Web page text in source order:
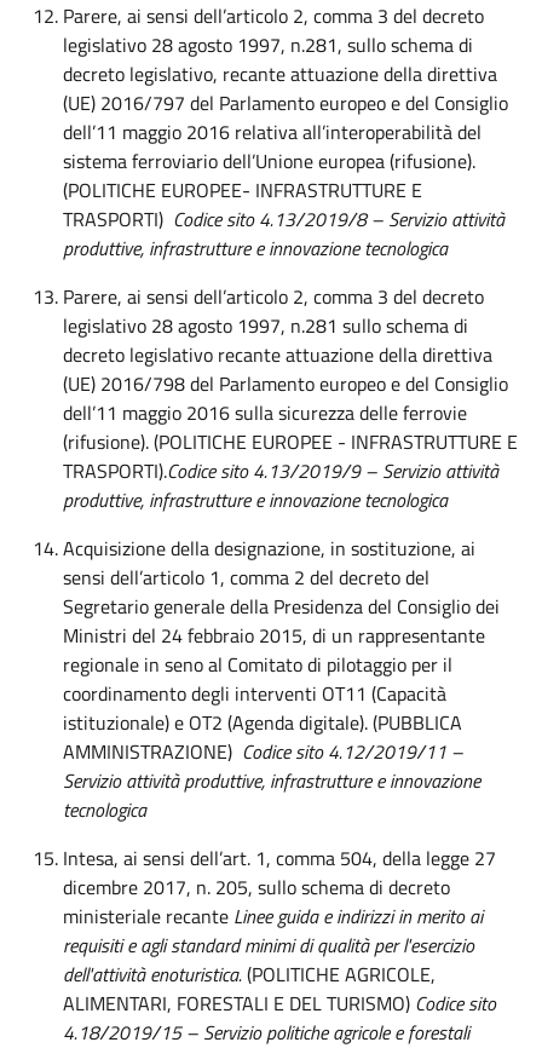
Parere, ai sensi dell’articolo 2, comma 3 del decreto
legislativo 28 agosto 1997, n.281, sullo schema di
decreto legislativo, recante attuazione della direttiva
(UE) 2016/797 del Parlamento europeo e del Consiglio
dell’11 maggio 2016 relativa all’interoperabilità del
sistema ferroviario dell’Unione europea (rifusione).
(POLITICHE EUROPEE- INFRASTRUTTURE E
TRASPORTI) Codice sito 4.13/2019/8 – Servizio attività
produttive, infrastrutture e innovazione tecnologica
Parere, ai sensi dell’articolo 2, comma 3 del decreto
legislativo 28 agosto 1997, n.281 sullo schema di
decreto legislativo recante attuazione della direttiva
(UE) 2016/798 del Parlamento europeo e del Consiglio
dell’11 maggio 2016 sulla sicurezza delle ferrovie
(rifusione). (POLITICHE EUROPEE - INFRASTRUTTURE E
TRASPORTI).Codice sito 4.13/2019/9 – Servizio attività
produttive, infrastrutture e innovazione tecnologica
Acquisizione della designazione, in sostituzione, ai
sensi dell’articolo 1, comma 2 del decreto del
Segretario generale della Presidenza del Consiglio dei
Ministri del 24 febbraio 2015, di un rappresentante
regionale in seno al Comitato di pilotaggio per il
coordinamento degli interventi OT11 (Capacità
istituzionale) e OT2 (Agenda digitale). (PUBBLICA
AMMINISTRAZIONE) Codice sito 4.12/2019/11 –
Servizio attività produttive, infrastrutture e innovazione
tecnologica
Intesa, ai sensi dell’art. 1, comma 504, della legge 27
dicembre 2017, n. 205, sullo schema di decreto
ministeriale recante Linee guida e indirizzi in merito ai
requisiti e agli standard minimi di qualità per l'esercizio
dell'attività enoturistica.(POLITICHE AGRICOLE,
ALIMENTARI, FORESTALI E DEL TURISMO) Codice sito
4.18/2019/15 – Servizio politiche agricole e forestali